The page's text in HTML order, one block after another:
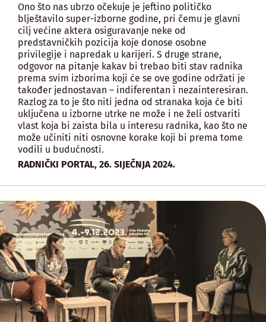
Ono što nas ubrzo očekuje je jeftino političko
blještavilo super-izborne godine, pri čemu je glavni
cilj većine aktera osiguravanje neke od
predstavničkih pozicija koje donose osobne
privilegije i napredak u karijeri. S druge strane,
odgovor na pitanje kakav bi trebao biti stav radnika
prema svim izborima koji će se ove godine održati je
također jednostavan – indiferentan i nezainteresiran.
Razlog za to je što niti jedna od stranaka koja će biti
uključena u izborne utrke ne može i ne želi ostvariti
vlast koja bi zaista bila u interesu radnika, kao što ne
može učiniti niti osnovne korake koji bi prema tome
vodili u budućnosti.
RADNIČKI PORTAL, 26. SIJEČNJA 2024.